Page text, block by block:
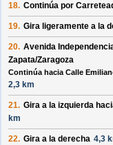
18. Continúa por
19. Gira ligeramente a la
20. Avenida
Zapata/Zaragoza
Continúa hacia Calle
2,3 km
21. Gira a la izquierda
km
22. Gira a la derecha 4,3